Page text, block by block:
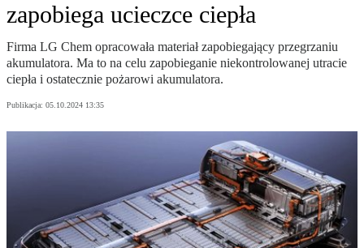
zapobiega ucieczce ciepła
Firma LG Chem opracowała materiał zapobiegający przegrzaniu
akumulatora. Ma to na celu zapobieganie niekontrolowanej utracie
ciepła i ostatecznie pożarowi akumulatora.
Publikacja: 05.10.2024 13:35